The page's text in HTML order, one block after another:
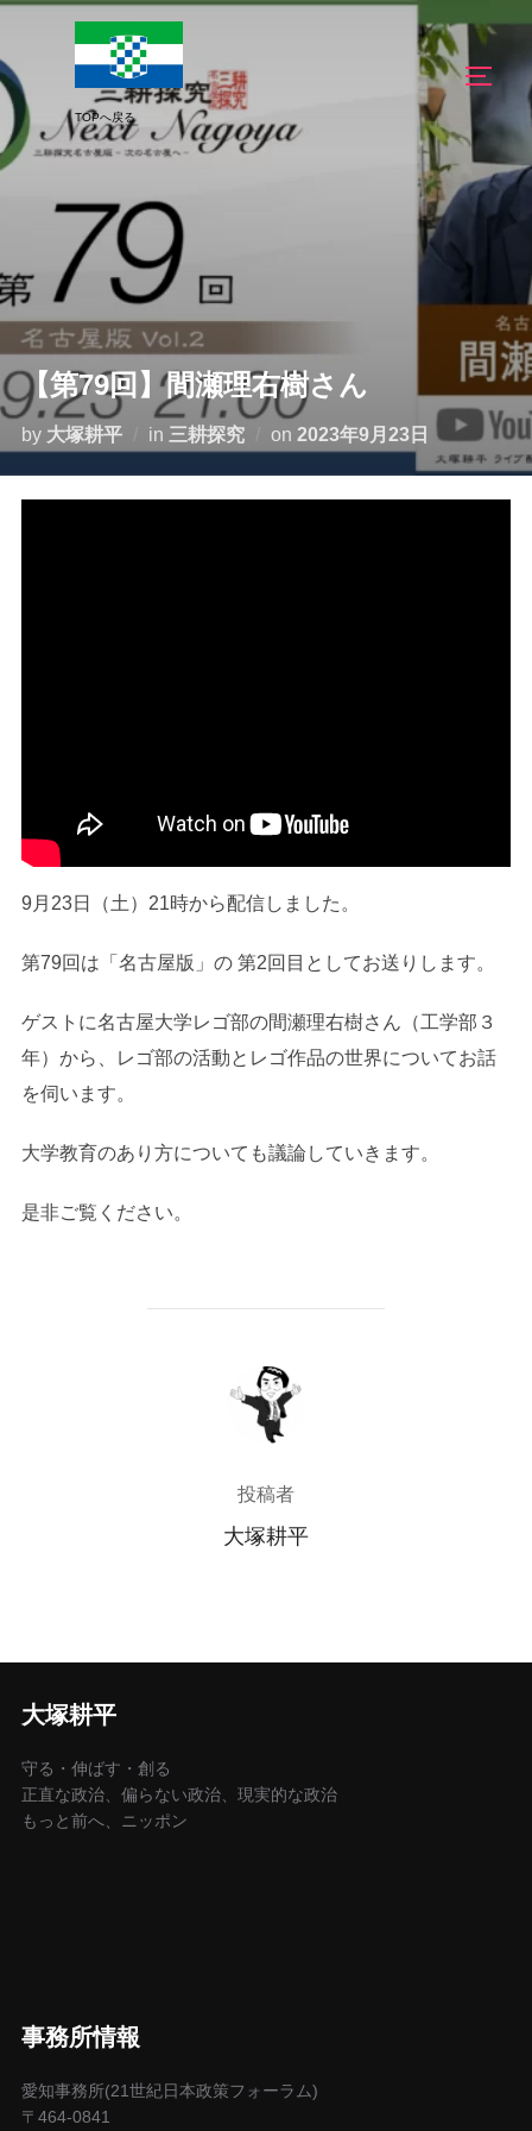
テ
ン
ツ
ッ
【第79回】間瀬理右樹さん
by 大塚耕平 in 三耕探究 on 投
日:
2023年9月23日
9月23日（土）21時から配信しました。
第79回は「名古屋版」の 第2回目としてお送りします。
ゲストに名古屋大学レゴ部の間瀬理右樹さん（工学部３
年）から、レゴ部の活動とレゴ作品の世界についてお話
を伺います。
大学教育のあり方についても議論していきます。
是非ご覧ください。
投稿者
投稿者
大塚耕平
大塚耕平
守る・伸ばす・創る
正直な政治、偏らない政治、現実的な政治
もっと前へ、ニッポン
事務所情報
愛知事務所(21世紀日本政策フォーラム)
〒464-0841